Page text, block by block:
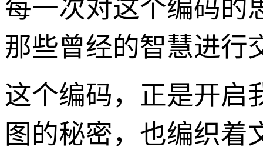
每一次对这个编码的
那些曾经的智慧进行
这个编码，正是开启
图的秘密，也编织着